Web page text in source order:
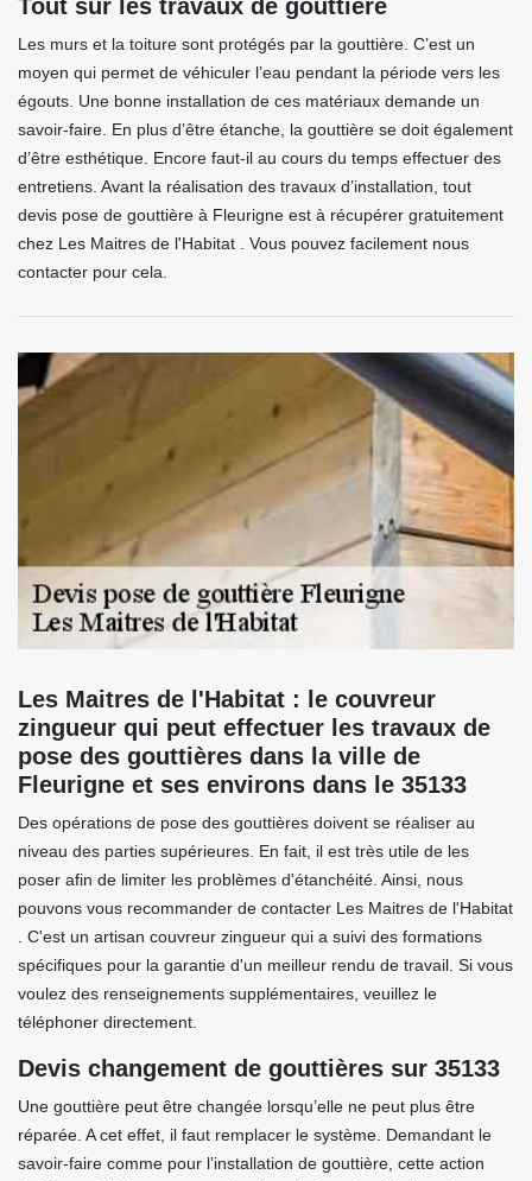
Tout sur les travaux de gouttière
Les murs et la toiture sont protégés par la gouttière. C’est un
moyen qui permet de véhiculer l’eau pendant la période vers les
égouts. Une bonne installation de ces matériaux demande un
savoir-faire. En plus d’être étanche, la gouttière se doit également
d’être esthétique. Encore faut-il au cours du temps effectuer des
entretiens. Avant la réalisation des travaux d’installation, tout
devis pose de gouttière à Fleurigne est à récupérer gratuitement
chez Les Maitres de l'Habitat . Vous pouvez facilement nous
contacter pour cela.
Les Maitres de l'Habitat : le couvreur
zingueur qui peut effectuer les travaux de
pose des gouttières dans la ville de
Fleurigne et ses environs dans le 35133
Des opérations de pose des gouttières doivent se réaliser au
niveau des parties supérieures. En fait, il est très utile de les
poser afin de limiter les problèmes d'étanchéité. Ainsi, nous
pouvons vous recommander de contacter Les Maitres de l'Habitat
. C'est un artisan couvreur zingueur qui a suivi des formations
spécifiques pour la garantie d'un meilleur rendu de travail. Si vous
voulez des renseignements supplémentaires, veuillez le
téléphoner directement.
Devis changement de gouttières sur 35133
Une gouttière peut être changée lorsqu’elle ne peut plus être
réparée. A cet effet, il faut remplacer le système. Demandant le
savoir-faire comme pour l’installation de gouttière, cette action